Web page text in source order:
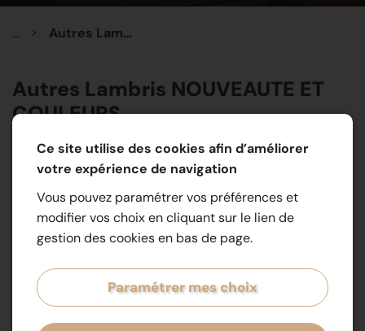
... Autres Lambris NOUVEAUTE ET COULEURS
Autres Lambris NOUVEAUTE ET
COULEURS
Ce site utilise des cookies afin d’améliorer
votre expérience de navigation
Vous pouvez paramétrer vos préférences et
modifier vos choix en cliquant sur le lien de
gestion des cookies en bas de page.
Paramétrer mes choix